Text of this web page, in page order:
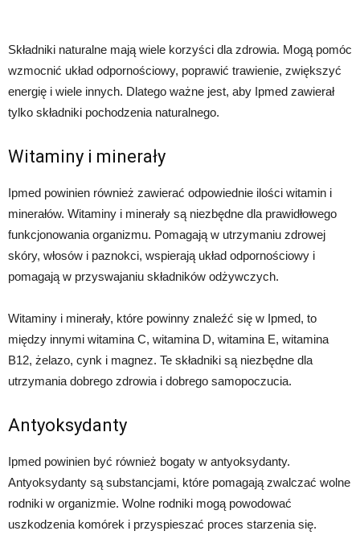
Składniki naturalne mają wiele korzyści dla zdrowia. Mogą pomóc
wzmocnić układ odpornościowy, poprawić trawienie, zwiększyć
energię i wiele innych. Dlatego ważne jest, aby Ipmed zawierał
tylko składniki pochodzenia naturalnego.
Witaminy i minerały
Ipmed powinien również zawierać odpowiednie ilości witamin i
minerałów. Witaminy i minerały są niezbędne dla prawidłowego
funkcjonowania organizmu. Pomagają w utrzymaniu zdrowej
skóry, włosów i paznokci, wspierają układ odpornościowy i
pomagają w przyswajaniu składników odżywczych.
Witaminy i minerały, które powinny znaleźć się w Ipmed, to
między innymi witamina C, witamina D, witamina E, witamina
B12, żelazo, cynk i magnez. Te składniki są niezbędne dla
utrzymania dobrego zdrowia i dobrego samopoczucia.
Antyoksydanty
Ipmed powinien być również bogaty w antyoksydanty.
Antyoksydanty są substancjami, które pomagają zwalczać wolne
rodniki w organizmie. Wolne rodniki mogą powodować
uszkodzenia komórek i przyspieszać proces starzenia się.